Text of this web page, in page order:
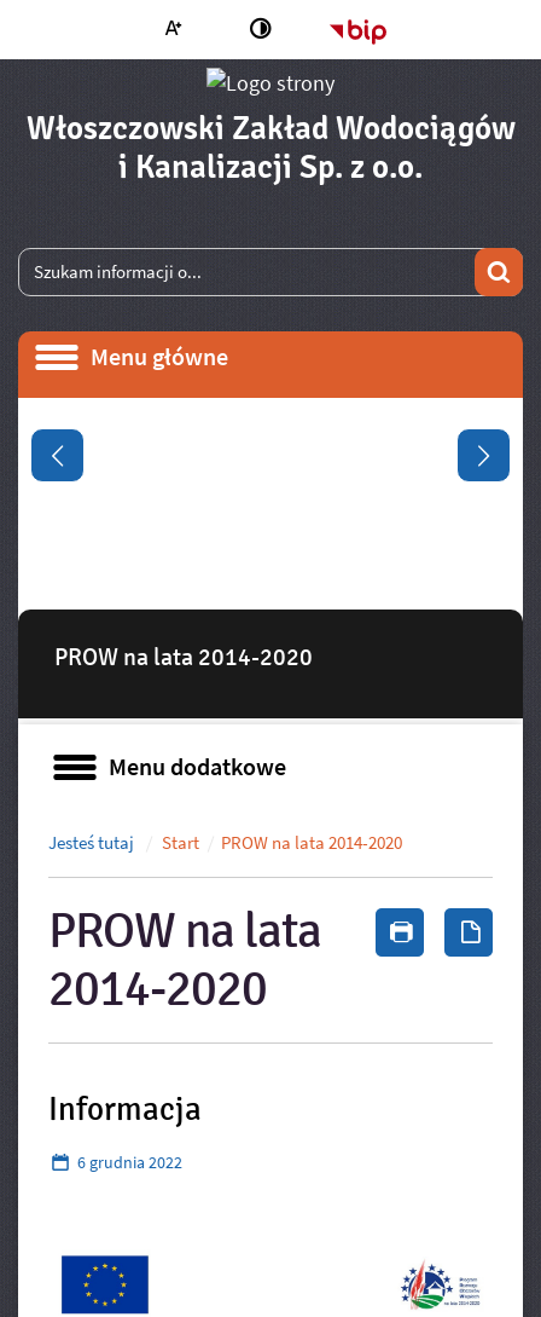
Większa czcionkaZmień kontrast Strona główna
Włoszczowski Zakład Wodociągów
i Kanalizacji Sp. z o.o. -
Wyszukiwarka
Wyszukiwana fraza
Menu główne
Menu główne
Informacje
PROW na lata 2014-2020
Poprzedni slajd
Menu dodatkowe
Menu dodatkowe
Jesteś tutaj Start PROW na lata 2014-2020
PROW na lata
2014-2020
Drukuj
Artykuły
Informacja
6 grudnia 2022